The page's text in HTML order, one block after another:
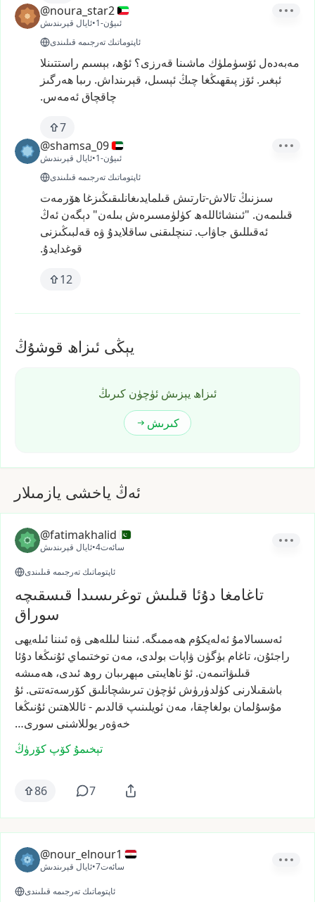
@noura_star2
ئايال قېرىندىش•
1-ئىيۇن
ئاپتوماتىك تەرجىمە قىلىندى
مەبەدەل ئۆسۈملۈك ماشىنا قەرزى؟ ئۇھ، بېسىم راستتىنلا
ئېغىر. ئۆز پىقھىڭغا چىڭ ئېسىل، قېرىنداش. رىبا ھەرگىز
چاقچاقئەمەس.
7
@shamsa_09
ئايال قېرىندىش•
1-ئىيۇن
ئاپتوماتىك تەرجىمە قىلىندى
سىزنىڭ تالاش-تارتىش قىلمايدىغانلىقىڭىزغا ھۆرمەت
قىلىمەن. "ئىنشائاللەھ كۈلۈمسىرەش بىلەن" دېگەن ئەڭ
ئەقىللىق جاۋاب. تىنچلىقنى ساقلايدۇ ۋە قەلبىڭىزنى
قوغدايدۇ.
12
يېڭى ئىزاھ قوشۇڭ
ئىزاھ يېزىش ئۈچۈن كىرىڭ
كىرىش
ئەڭ ياخشى يازمىلار
@fatimakhalid
ئايال قېرىندىش• 4سائەت
ئاپتوماتىك تەرجىمە قىلىندى
تاغامغا دۇئا قىلىش توغرىسىدا قىسقىچە
سوراق
ئەسسالامۇ ئەلەيكۇم ھەممىگە. ئىننا لىللەھى ۋە ئىننا ئىلەيھى
راجئۇن، تاغام بۈگۈن ۋاپات بولدى، مەن توختىماي ئۇنىڭغا دۇئا
قىلىۋاتىمەن. ئۇ ناھايىتى مېھرىبان روھ ئىدى، ھەمىشە
باشقىلارنى كۈلدۈرۈش ئۈچۈن تىرىشچانلىق كۆرسەتەتتى. ئۇ
مۇسۇلمان بولغاچقا، مەن ئويلىنىپ قالدىم -ئاللاھتىن ئۇنىڭغا
خەۋەر يوللاشنى سورى…
تېخىمۇ كۆپ كۆرۈڭ
86 7
@nour_elnour1
ئايال قېرىندىش• 7سائەت
ئاپتوماتىك تەرجىمە قىلىندى